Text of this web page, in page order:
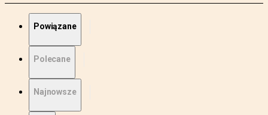
Powiązane
Polecane
Najnowsze